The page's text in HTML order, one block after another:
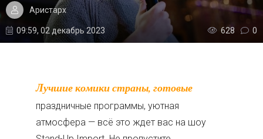
Аристарх
09:59, 02 декабрь 2023 628 0
Лучшие комики страны, готовые
праздничные программы, уютная
атмосфера — всё это ждет вас на шоу